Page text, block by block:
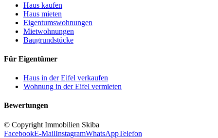
Haus kaufen
Haus mieten
Eigentumswohnungen
Mietwohnungen
Baugrundstücke
Für Eigentümer
Haus in der Eifel verkaufen
Wohnung in der Eifel vermieten
Bewertungen
© Copyright Immobilien Skiba
FacebookE-MailInstagramWhatsAppTelefon